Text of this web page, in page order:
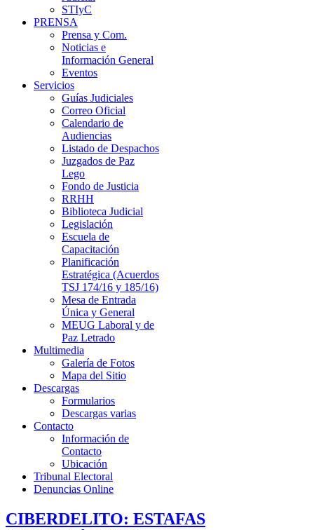
STIyC
PRENSA
Prensa y Com.
Noticias e
Información General
Eventos
Servicios
Guías Judiciales
Correo Oficial
Calendario de
Audiencias
Listado de Despachos
Juzgados de Paz
Lego
Fondo de Justicia
RRHH
Biblioteca Judicial
Legislación
Escuela de
Capacitación
Planificación
Estratégica (Acuerdos
TSJ 174/16 y 185/16)
Mesa de Entrada
Única y General
MEUG Laboral y de
Paz Letrado
Multimedia
Galería de Fotos
Mapa del Sitio
Descargas
Formularios
Descargas varias
Contacto
Información de
Contacto
Ubicación
Tribunal Electoral
Denuncias Online
CIBERDELITO: ESTAFAS